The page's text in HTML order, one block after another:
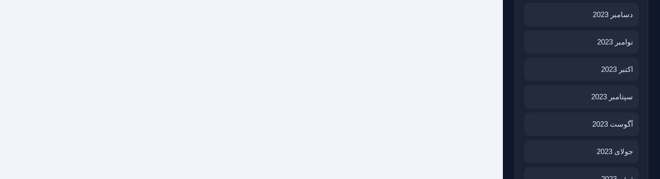
دسامبر 2023
نوامبر 2023
اکتبر 2023
سپتامبر 2023
آگوست 2023
جولای 2023